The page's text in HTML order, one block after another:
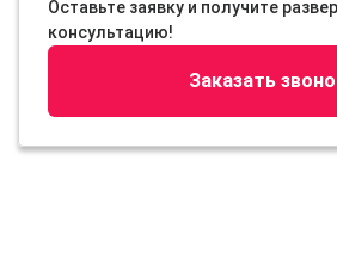
Оставьте заявку и получите
консультацию!
Заказать